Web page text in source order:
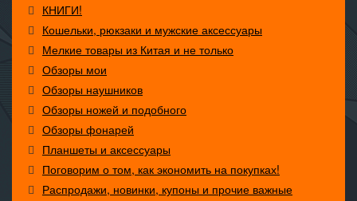
КНИГИ!
Кошельки, рюкзаки и мужские аксессуары
Мелкие товары из Китая и не только
Обзоры мои
Обзоры наушников
Обзоры ножей и подобного
Обзоры фонарей
Планшеты и аксессуары
Поговорим о том, как экономить на покупках!
Распродажи, новинки, купоны и прочие важные